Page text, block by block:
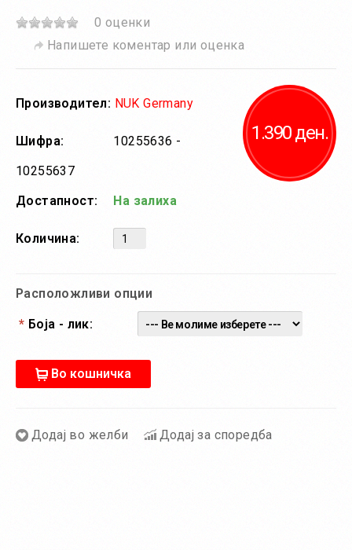
0 оценки
Напишете коментар или оценка
1.390 ден.
Производител: NUK Germany
Шифра:
10255636 -
10255637
Достапност:
На залиха
Количина:
Расположливи опции
* Боја - лик:
Во кошничка
Додај во желби Додај за споредба